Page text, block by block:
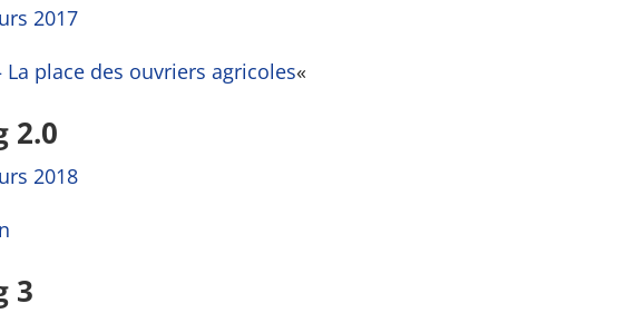
2017
La place des ouvriers agricoles«
2.0
2018
3